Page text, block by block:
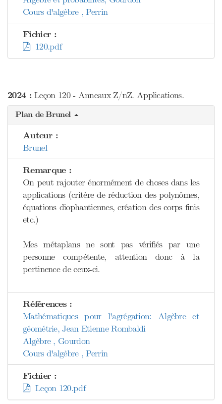
Cours d'algèbre , Perrin
Fichier :
120.pdf
2024 :Leçon 120 - Anneaux Z/nZ. Applications.
Plan de Brunel
Auteur :
Brunel
Remarque :
On peut rajouter énormément de choses dans les
applications (critère de réduction des polynômes,
équations diophantiennes, création des corps finis
etc.)
Mes métaplans ne sont pas vérifiés par une
personne compétente, attention donc à la
pertinence de ceux-ci.
Références :
Mathématiques pour l'agrégation: Algèbre et
géométrie, Jean Etienne Rombaldi
Algèbre , Gourdon
Cours d'algèbre , Perrin
Fichier :
Leçon 120.pdf